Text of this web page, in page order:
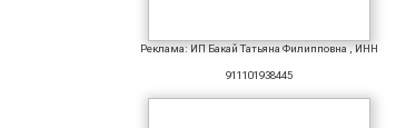
Реклама: ИП Бакай Татьяна Филипповна , ИНН
911101938445